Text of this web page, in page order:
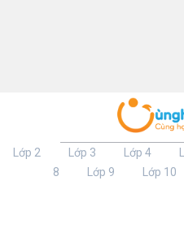
Lớp 2 Lớp 3 Lớp 4
8
Lớp 9 Lớp 10